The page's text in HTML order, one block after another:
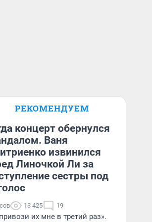
РЕКОМЕНДУЕМ
концерт обернулся
Ваня
извинился
Линочкой Ли за
сестры под
13 425 19
их мне в третий раз».